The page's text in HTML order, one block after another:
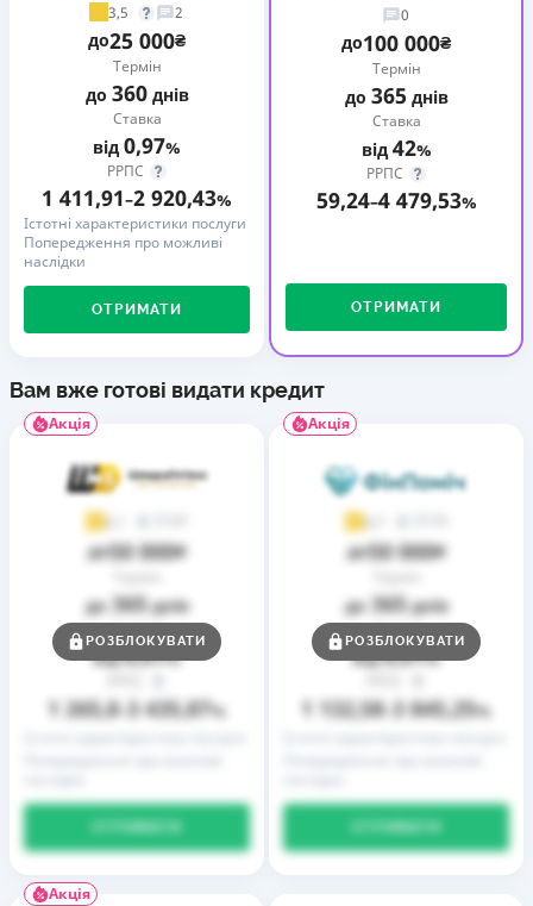
3,5 2
до25 000₴
Термін
до 360днів
Ставка
від 0,97%
РРПС
1 411,91–2 920,43%
Істотні характеристики послуги
Попередження про можливі
наслідки
ОТРИМАТИ
0
до100 000₴
Термін
до 365днів
Ставка
від 42%
РРПС
59,24–4 479,53%
ОТРИМАТИ
Вам вже готові видати кредит
Акція
4,1
до50 000₴
до 365днів
Ставка
від0,01%
1 265,8 3 435,87%
РОЗБЛОКУВАТИ
Акція
4,7
до50 000₴
до 365днів
Ставка
від0,01%
1 132,58 3 845,25%
РОЗБЛОКУВАТИ
Акція